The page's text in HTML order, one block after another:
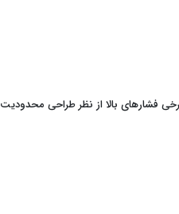
فشارهای بالا از نظر طراحی محدودیت